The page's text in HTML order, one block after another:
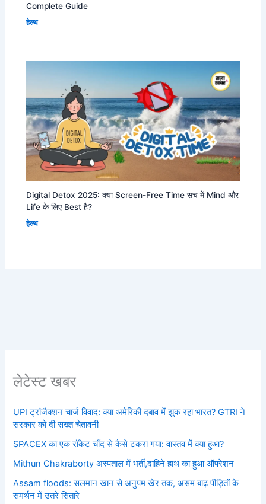
Complete Guide
हेल्थ
Digital Detox 2025: क्या Screen-Free Time सच में Mind और
Life के लिए Best है?
हेल्थ
लेटेस्ट खबर
UPI ट्रांजैक्शन चार्ज विवाद: क्या अमेरिकी दबाव में झुक रहा भारत? GTRI ने
सरकार को दी सख्त चेतावनी
SPACEX का एक रॉकेट चाँद से कैसे टकरा गया: वास्तव में क्या हुआ?
Mithun Chakraborty अस्पताल में भर्ती,दाहिने हाथ का हुआ ऑपरेशन
Assam floods: सलमान खान से अनुपम खेर तक, असम बाढ़ पीड़ितों के
समर्थन में उतरे सितारे